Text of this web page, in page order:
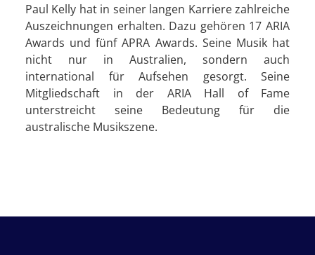
Paul Kelly hat in seiner langen Karriere zahlreiche
Auszeichnungen erhalten. Dazu gehören 17 ARIA
Awards und fünf APRA Awards. Seine Musik hat
nicht nur in Australien, sondern auch
international für Aufsehen gesorgt. Seine
Mitgliedschaft in der ARIA Hall of Fame
unterstreicht seine Bedeutung für die
australische Musikszene.